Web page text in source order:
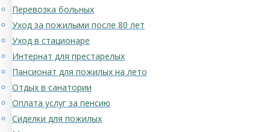
Перевозка больных
Уход за пожилыми после 80 лет
Уход в стационаре
Интернат для престарелых
Пансионат для пожилых на лето
Отдых в санатории
Оплата услуг за пенсию
Сиделки для пожилых